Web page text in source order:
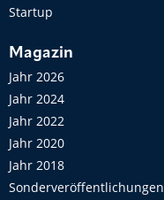
Startup
Magazin
Jahr 2026
Jahr 2024
Jahr 2022
Jahr 2020
Jahr 2018
Sonderveröffentlichungen